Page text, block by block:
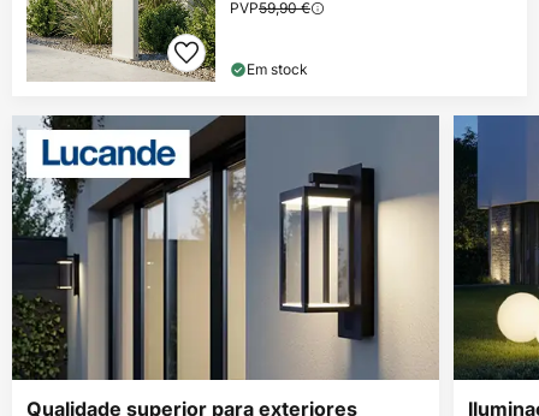
PVP59,90 €
Em stock
Qualidade superior para exteriores